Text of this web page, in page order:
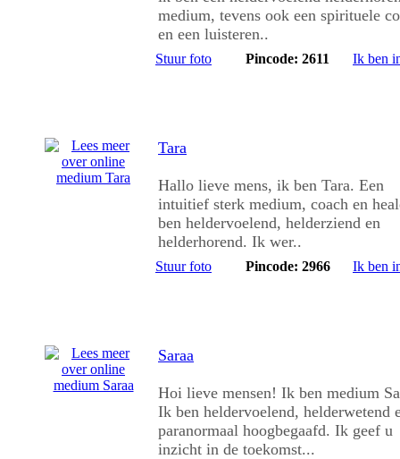
medium, tevens ook een spirituele
en een luisteren..
Stuur foto Pincode: 2611 Ik ben
Tara
Hallo lieve mens, ik ben Tara. Een
intuitief sterk medium, coach en
ben heldervoelend, helderziend en
helderhorend. Ik wer..
Stuur foto Pincode: 2966 Ik ben
Saraa
Hoi lieve mensen! Ik ben medium
Ik ben heldervoelend, helderwetend
paranormaal hoogbegaafd. Ik geef u
inzicht in de toekomst...